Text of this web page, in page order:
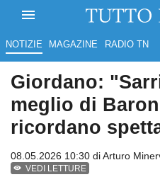
NOTIZIE MAGAZINE RADIO TN
Giordano:
meglio di
ricordano
08.05.2026 10:30 diArturo
VEDI LETTURE